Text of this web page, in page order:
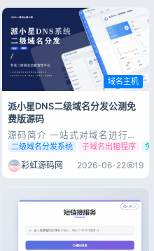
序，主打多服务器面板统一管
理，实现客户下单全自动创建主
机、FTP、数据...
迅风DNS开心版
域名主机
派小星DNS二级域名分发公测免
费版源码
源码简介 一站式对域名进行二
级分发，自助添加，自助修改解
析功能:1、支持市面上所有主流
DNS产商2、卡密功能3、多用
户组，用户组单独设置可解析域
Ps：免费使用，欢迎反馈BUG
和提出更新...
二级域名分发系统 子域名出租程序
彩虹源码网 2026-06-22 19